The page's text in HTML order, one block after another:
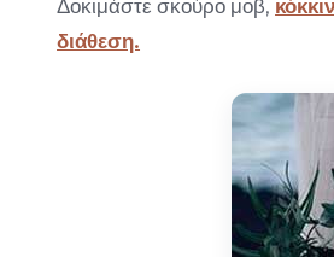
Δοκιμάστε σκούρο μοβ,
διάθεση.